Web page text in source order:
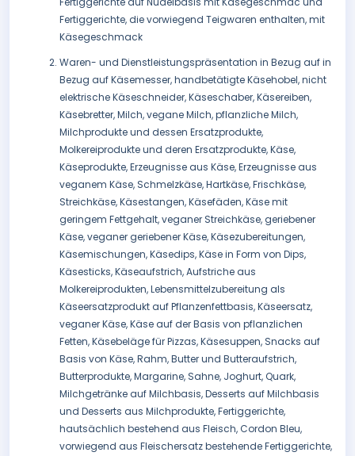
Fertiggerichte, die vorwiegend Teigwaren enthalten, mit
Käsegeschmack
Waren- und Dienstleistungspräsentation in Bezug auf in
Bezug auf Käsemesser, handbetätigte Käsehobel, nicht
elektrische Käseschneider, Käseschaber, Käsereiben,
Käsebretter, Milch, vegane Milch, pflanzliche Milch,
Milchprodukte und dessen Ersatzprodukte,
Molkereiprodukte und deren Ersatzprodukte, Käse,
Käseprodukte, Erzeugnisse aus Käse, Erzeugnisse aus
veganem Käse, Schmelzkäse, Hartkäse, Frischkäse,
Streichkäse, Käsestangen, Käsefäden, Käse mit
geringem Fettgehalt, veganer Streichkäse, geriebener
Käse, veganer geriebener Käse, Käsezubereitungen,
Käsemischungen, Käsedips, Käse in Form von Dips,
Käsesticks, Käseaufstrich, Aufstriche aus
Molkereiprodukten, Lebensmittelzubereitung als
Käseersatzprodukt auf Pflanzenfettbasis, Käseersatz,
veganer Käse, Käse auf der Basis von pflanzlichen
Fetten, Käsebeläge für Pizzas, Käsesuppen, Snacks auf
Basis von Käse, Rahm, Butter und Butteraufstrich,
Butterprodukte, Margarine, Sahne, Joghurt, Quark,
Milchgetränke auf Milchbasis, Desserts auf Milchbasis
und Desserts aus Milchprodukte, Fertiggerichte,
hautsächlich bestehend aus Fleisch, Cordon Bleu,
vorwiegend aus Fleischersatz bestehende Fertiggerichte,